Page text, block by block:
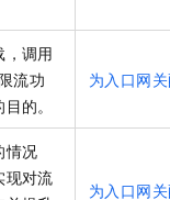
调用
流功
的。
为入口网
情况
现对流
为入口网